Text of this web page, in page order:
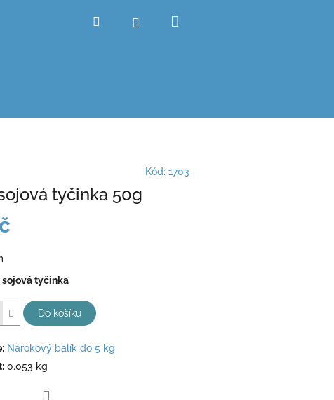
Hledat Přihlášení
Kód: 1703
tyčinka 50g
tyčinka
Do košíku
: Nárokový balík do 5 kg
: 0.053 kg